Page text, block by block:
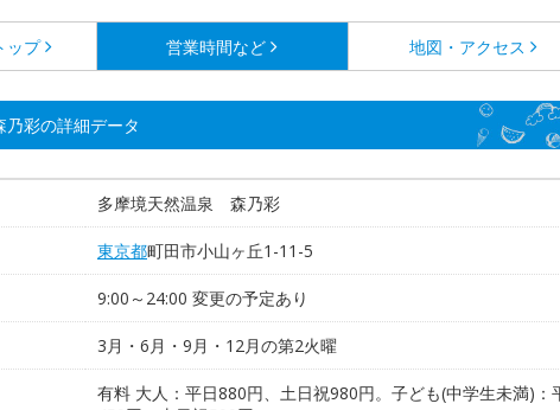
ップ 営業時間など 地図・アクセス
彩の詳細データ
多摩境天然温泉 森乃彩
東京都町田市小山ヶ丘1-11-5
9:00～24:00 変更の予定あり
3月・6月・9月・12月の第2火曜
有料 大人：平日880円、土日祝980円。子ども(中学生未満)：